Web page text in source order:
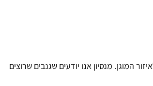
המוגן. מנסיון אנו יודעים שגנבים שרוצים